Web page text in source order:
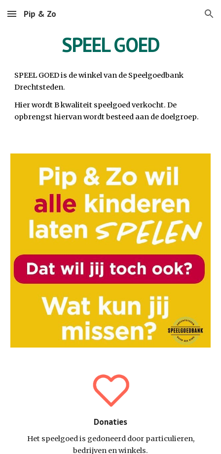
Skip to main content Skip to navigation
Pip & Zo
SPEEL GOED
SPEEL GOED is de winkel van de Speelgoedbank
Drechtsteden.
Hier wordt B kwaliteit speelgoed verkocht. De
opbrengst hiervan wordt besteed aan de doelgroep.
Donaties
Het speelgoed is gedoneerd door particulieren,
bedrijven en winkels.